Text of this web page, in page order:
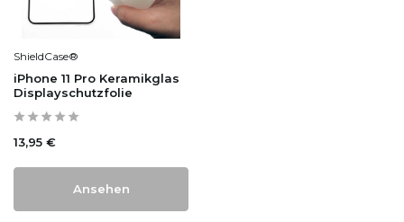
ShieldCase®
iPhone 11 Pro Keramikglas
Displayschutzfolie
13,95 €
Ansehen